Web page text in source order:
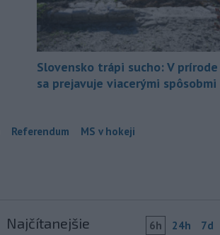
Slovensko trápi sucho: V prírode
sa prejavuje viacerými spôsobmi
Referendum MS v hokeji
Najčítanejšie 6h 24h 7d